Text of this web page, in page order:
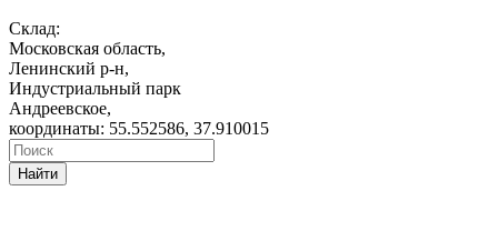
Склад:
Московская область,
Ленинский р-н,
Индустриальный парк
Андреевское,
координаты: 55.552586, 37.910015
Найти